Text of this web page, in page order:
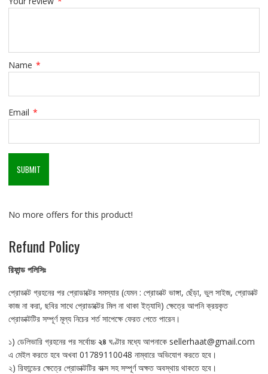
Name *
Email *
No more offers for this product!
Refund Policy
রিফান্ড পলিসিঃ
প্রোডাক্ট গ্রহনের পর প্রোডাক্টের সমস্যার (যেমন : প্রোডাক্ট ভাঙ্গা, ছেঁড়া, ভুল সাইজ, প্রোডাক্ট
কাজ না করা, ছবির সাথে প্রোডাক্টের মিল না থাকা ইত্যাদি) ক্ষেত্রে আপনি ক্রয়কৃত
প্রোডাক্টটির সম্পূর্ণ মূল্য নিচের শর্ত সাপেক্ষে ফেরত পেতে পারেন।
১) ডেলিভারি গ্রহনের পর সর্বোচ্চ২৪ ঘণ্টার মধ্যে আপনাকে sellerhaat@gmail.com
এ মেইল করতে হবে অখবা 01789110048 নাম্বারে অভিযোগ করতে হবে।
২) রিফান্ডের ক্ষেত্রে প্রোডাক্টটির বাক্স সহ সম্পূর্ণ অক্ষত অবস্থায় থাকতে হবে।